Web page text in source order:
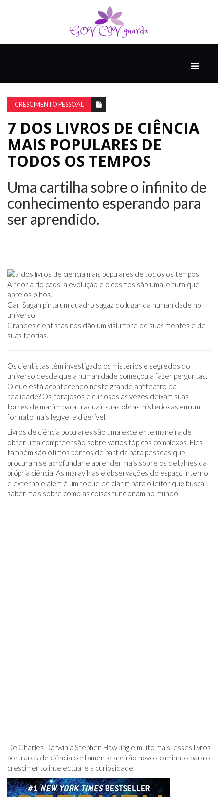
DO
THINK
COMPANHEIRO
COMEÇA
UM
ESTRONDO
CRESCIMENTO PESSOAL
7 DOS LIVROS DE CIÊNCIA
MAIS POPULARES DE
TODOS OS TEMPOS
Uma cartilha sobre o infinito de
conhecimento esperando para
ser aprendido.
A teoria do caos, a evolução e o cosmos são uma leitura que
abre os olhos.
Carl Sagan pinta um quadro sagaz do lugar da humanidade no
universo.
Grandes cientistas nos dão um vislumbre de suas mentes e de
suas teorias.
Os cientistas têm investigado os mistérios e segredos do
universo desde que a humanidade começou a fazer perguntas.
O que está acontecendo neste grande anfiteatro da
realidade? Os corajosos e curiosos às vezes deixam suas
torres de marfim para traduzir suas obras misteriosas em um
formato mais legível e digerível.
Livros de ciência populares são uma excelente maneira de
obter uma compreensão sobre vários tópicos complexos. Eles
também são ótimos pontos de partida para pessoas que
procuram se aprofundar e aprender mais sobre os detalhes da
própria ciência. As maravilhas e observações do espaço interno
e externo e além é um toque de clarim para o leitor que busca
saber mais sobre como as coisas funcionam no mundo.
De Charles Darwin a Stephen Hawking e muito mais, esses livros
populares de ciência certamente abrirão novos caminhos para o
crescimento intelectual e a curiosidade.